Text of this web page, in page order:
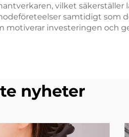
vilket säkerställer
samtidigt som
investeringen och
nyheter